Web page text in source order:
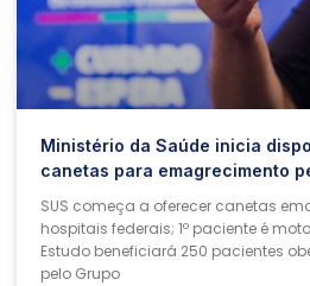
Ministério da Saúde inicia
canetas para emagrecimento
SUS começa a oferecer canetas
hospitais federais; 1º paciente é
Estudo beneficiará 250 pacientes
pelo Grupo